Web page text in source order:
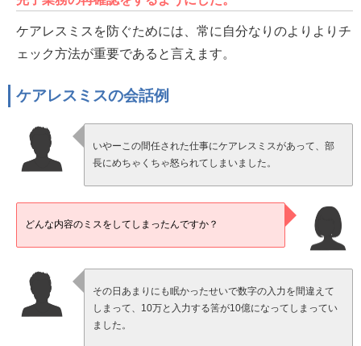
ケアレスミスを防ぐためには、常に自分なりのよりよりチ
ェック方法が重要であると言えます。
ケアレスミスの会話例
いやーこの間任された仕事にケアレスミスがあって、部
長にめちゃくちゃ怒られてしまいました。
どんな内容のミスをしてしまったんですか？
その日あまりにも眠かったせいで数字の入力を間違えて
しまって、10万と入力する筈が10億になってしまってい
ました。